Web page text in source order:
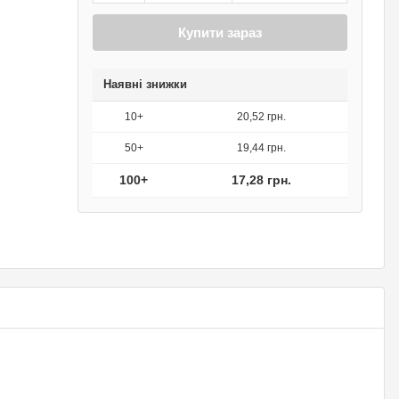
Купити зараз
Наявні знижки
10+ 20,52 грн.
50+ 19,44 грн.
100+ 17,28 грн.